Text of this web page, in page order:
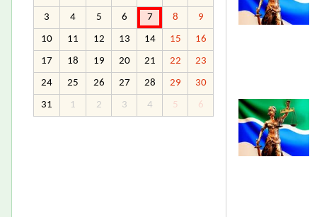
3 4 5 6 7 8 9
10 11 12 13 14 15 16
17 18 19 20 21 22 23
24 25 26 27 28 29 30
31 1 2 3 4 5 6